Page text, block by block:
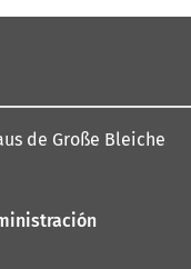
de Große Bleiche